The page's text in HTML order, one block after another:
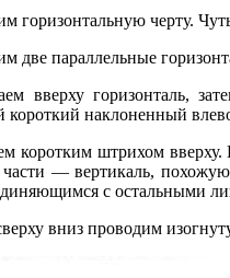
горизонтальную черту.
две параллельные
вверху горизонталь,
короткий наклоненный
коротким штрихом
— вертикаль,
с остальными
вниз проводим